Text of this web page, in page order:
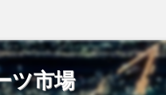
ツ市場